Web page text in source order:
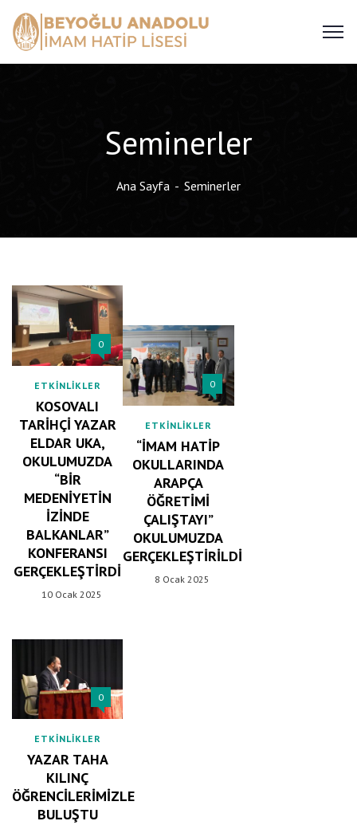
Seminerler
Ana Sayfa Seminerler
0
ETKINLIKLER
KOSOVALI
TARIHÇI YAZAR
ELDAR UKA,
OKULUMUZDA
“BIR
MEDENIYETIN
İZINDE
BALKANLAR”
KONFERANSI
GERÇEKLEŞTIRDI
10 Ocak 2025
0
ETKINLIKLER
“İMAM HATIP
OKULLARINDA
ARAPÇA
ÖĞRETIMI
ÇALIŞTAYI”
OKULUMUZDA
GERÇEKLEŞTIRILDI
8 Ocak 2025
0
ETKINLIKLER
YAZAR TAHA
KILINÇ
ÖĞRENCILERIMIZLE
BULUŞTU